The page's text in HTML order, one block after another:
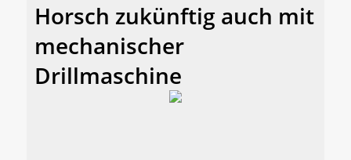
Horsch zukünftig auch mit
mechanischer
Drillmaschine